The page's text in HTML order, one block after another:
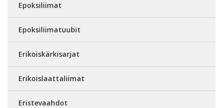
Epoksiliimat
Epoksiliimatuubit
Erikoiskärkisarjat
Erikoislaattaliimat
Eristevaahdot